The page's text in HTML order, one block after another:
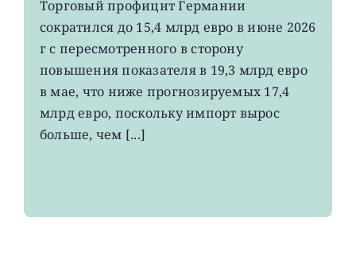
немецкий
экспорт
вырос
4-
летнего
Торговый профицит Германии
сократился до 15,4 млрд евро в июне 2026
г с пересмотренного в сторону
повышения показателя в 19,3 млрд евро
в мае, что ниже прогнозируемых 17,4
млрд евро, поскольку импорт вырос
больше, чем [...]